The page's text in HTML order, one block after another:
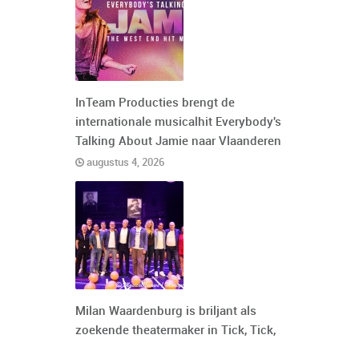
InTeam Producties brengt de
internationale musicalhit Everybody's
Talking About Jamie naar Vlaanderen
augustus 4, 2026
Milan Waardenburg is briljant als
zoekende theatermaker in Tick, Tick,